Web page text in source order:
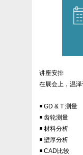
讲座安排
在展会上，温
◾ GD & T 测量
◾ 齿轮测量
◾ 材料分析
◾ 壁厚分析
◾ CAD比较